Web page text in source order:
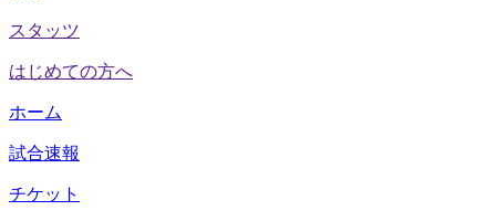
スタッツ
はじめての方へ
ホーム
試合速報
チケット